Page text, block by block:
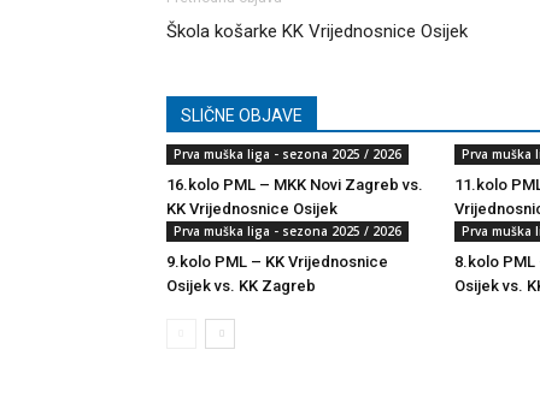
Škola košarke KK Vrijednosnice Osijek
SLIČNE OBJAVE
Prva muška liga - sezona 2025 / 2026
16.kolo PML – MKK Novi Zagreb vs.
KK Vrijednosnice Osijek
Prva muška
11.kolo
Prva muška liga - sezona 2025 / 2026
9.kolo PML – KK Vrijednosnice
Osijek vs. KK Zagreb
Prva muška
8.kolo PML
Osijek vs.